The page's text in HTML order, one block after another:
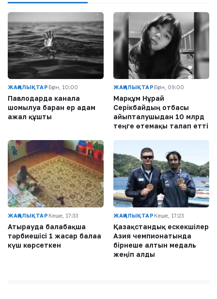
ЖАҢАЛЫҚТАР Бүгін, 10:00
Павлодарда каналға
шомылуға барған ер адам
ажал құшты
ЖАҢАЛЫҚТАР Бүгін, 09:00
Марқұм Нұрай
Серікбайдың отбасы
айыпталушыдан 10 млрд
теңге өтемақы талап етті
ЖАҢАЛЫҚТАР Кеше, 17:33
Атырауда балабақша
тәрбиешісі 1 жасар балаға
күш көрсеткен
ЖАҢАЛЫҚТАР Кеше, 17:23
Қазақстандық ескекшілер
Азия чемпионатында
бірнеше алтын медаль
жеңіп алды